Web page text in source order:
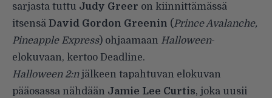
sarjasta tuttu Judy Greer on kiinnittämässä
itsensä David Gordon Greenin (Prince Avalanche,
Pineapple Express) ohjaamaan Halloween-
elokuvaan, kertoo Deadline.
Halloween 2:njälkeen tapahtuvan elokuvan
pääosassa nähdään Jamie Lee Curtis, joka uusii